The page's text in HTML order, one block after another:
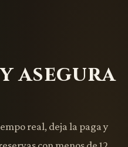
asegura
real, deja la paga y